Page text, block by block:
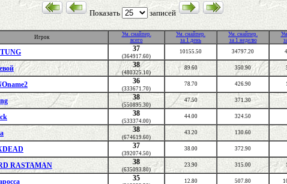
Показать записей
Игрок
Ум. снайпер.
всего
Ум. снайпер.
за 1 день
Ум. снайпер.
за 1 неделю
37
(364917.60)
10155.50 34797.20
38
(480325.10)
89.60 350.90
36
(333671.70)
78.70 426.90
38
(550895.30)
47.50 371.30
38
(533374.00)
44.00 324.50
38
(674619.60)
43.20 130.60
37
(392074.50)
38.00 372.90
RASTAMAN 38
(635093.80)
23.90 315.00
35 12.80 507.80